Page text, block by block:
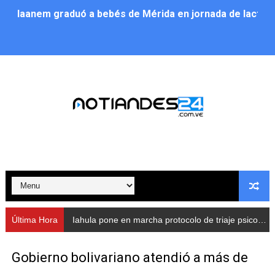
Iaanem graduó a bebés de Mérida en jornada de
Alcalde Nelson Álvarez llevó jornada recreativa a la
Nevado Gas optimiza servicio residencial en la
Balance semestral impulsa inclusión y atención a
Plan Vacacional Comunitario “Ríe 2026” recorre las
Alcaldía del Municipio Libertador realizó una jornada
Última Hora Iahula pone en marcha protocolo de triaje psicosocial para atender a rescatistas
Gobierno bolivariano atendió a más de